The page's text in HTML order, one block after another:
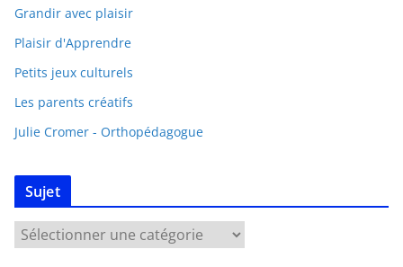
Grandir avec plaisir
Plaisir d'Apprendre
Petits jeux culturels
Les parents créatifs
Julie Cromer - Orthopédagogue
Sujet